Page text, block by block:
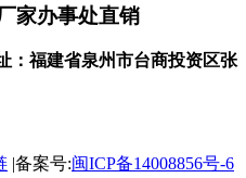
家办事处直销
：福建省泉州市台商投资区张
|备案号:闽ICP备14008856号-6